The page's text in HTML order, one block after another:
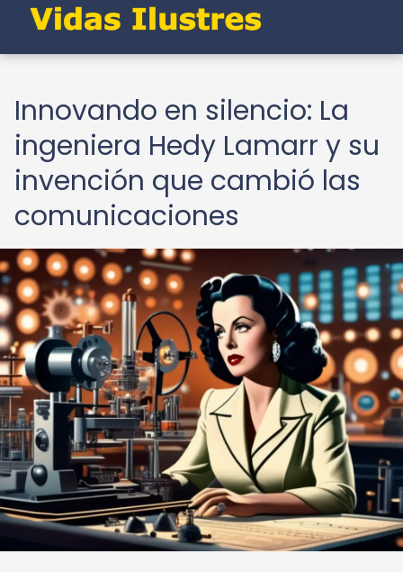
Innovando en silencio: La
ingeniera Hedy Lamarr y su
invención que cambió las
comunicaciones